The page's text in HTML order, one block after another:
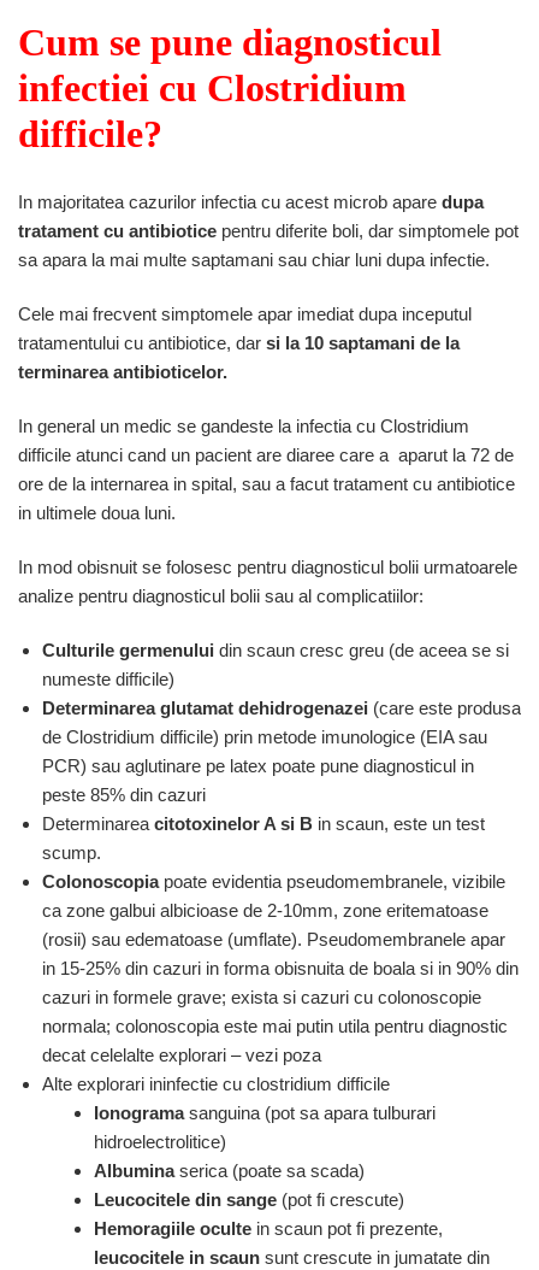
Cum se pune diagnosticul
infectiei cu Clostridium
difficile?
In majoritatea cazurilor infectia cu acest microb apare dupa
tratament cu antibiotice pentru diferite boli, dar simptomele pot
sa apara la mai multe saptamani sau chiar luni dupa infectie.
Cele mai frecvent simptomele apar imediat dupa inceputul
tratamentului cu antibiotice, dar si la 10 saptamani de la
terminarea antibioticelor.
In general un medic se gandeste la infectia cu Clostridium
difficile atunci cand un pacient are diaree care a aparut la 72 de
ore de la internarea in spital, sau a facut tratament cu antibiotice
in ultimele doua luni.
In mod obisnuit se folosesc pentru diagnosticul bolii urmatoarele
analize pentru diagnosticul bolii sau al complicatiilor:
Culturile germenului din scaun cresc greu (de aceea se si
numeste difficile)
Determinarea glutamat dehidrogenazei (care este produsa
de Clostridium difficile) prin metode imunologice (EIA sau
PCR) sau aglutinare pe latex poate pune diagnosticul in
peste 85% din cazuri
Determinarea citotoxinelor A si B in scaun, este un test
scump.
Colonoscopiapoate evidentia pseudomembranele, vizibile
ca zone galbui albicioase de 2-10mm, zone eritematoase
(rosii) sau edematoase (umflate). Pseudomembranele apar
in 15-25% din cazuri in forma obisnuita de boala si in 90% din
cazuri in formele grave; exista si cazuri cu colonoscopie
normala; colonoscopia este mai putin utila pentru diagnostic
decat celelalte explorari – vezi poza
Alte explorari ininfectie cu clostridium difficile
Ionogramasanguina (pot sa apara tulburari
hidroelectrolitice)
Albuminaserica (poate sa scada)
Leucocitele din sange(pot fi crescute)
Hemoragiile ocultein scaun pot fi prezente,
leucocitele in scaunsunt crescute in jumatate din